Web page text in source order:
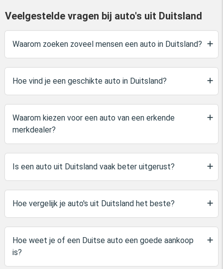
Veelgestelde vragen bij auto's uit Duitsland
Waarom zoeken zoveel mensen een auto in Duitsland?
Hoe vind je een geschikte auto in Duitsland?
Waarom kiezen voor een auto van een erkende
merkdealer?
Is een auto uit Duitsland vaak beter uitgerust?
Hoe vergelijk je auto's uit Duitsland het beste?
Hoe weet je of een Duitse auto een goede aankoop
is?